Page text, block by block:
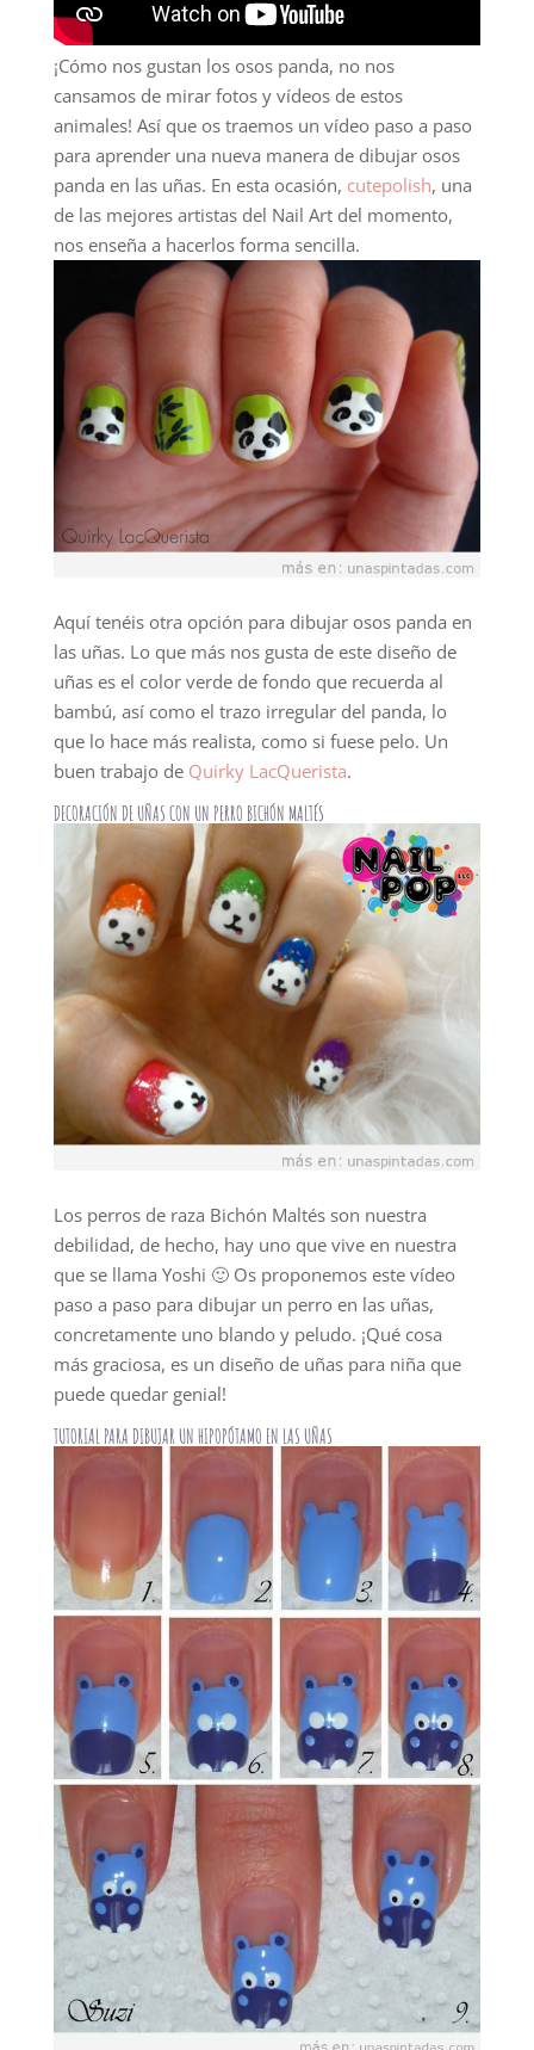
¡Cómo nos gustan los osos panda, no nos
cansamos de mirar fotos y vídeos de estos
animales! Así que os traemos un vídeo paso a paso
para aprender una nueva manera de dibujar osos
panda en las uñas. En esta ocasión, cutepolish, una
de las mejores artistas del Nail Art del momento,
nos enseña a hacerlos forma sencilla.
Aquí tenéis otra opción para dibujar osos panda en
las uñas. Lo que más nos gusta de este diseño de
uñas es el color verde de fondo que recuerda al
bambú, así como el trazo irregular del panda, lo
que lo hace más realista, como si fuese pelo. Un
buen trabajo de Quirky LacQuerista.
DECORACIÓN DE UÑAS CON UN PERRO BICHÓN MALTÉS
Los perros de raza Bichón Maltés son nuestra
debilidad, de hecho, hay uno que vive en nuestra
que se llama Yoshi 🙂 Os proponemos este vídeo
paso a paso para dibujar un perro en las uñas,
concretamente uno blando y peludo. ¡Qué cosa
más graciosa, es un diseño de uñas para niña que
puede quedar genial!
TUTORIAL PARA DIBUJAR UN HIPOPÓTAMO EN LAS UÑAS